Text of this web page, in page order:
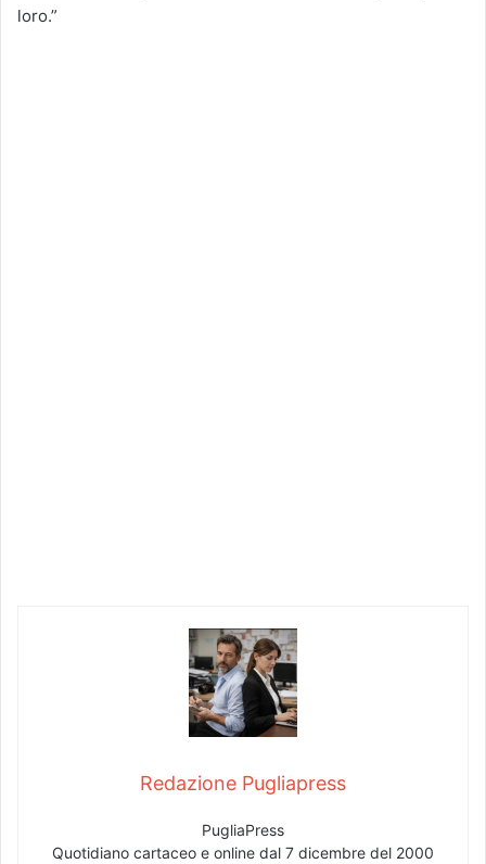
loro.”
Redazione Pugliapress
PugliaPress
Quotidiano cartaceo e online dal 7 dicembre del 2000